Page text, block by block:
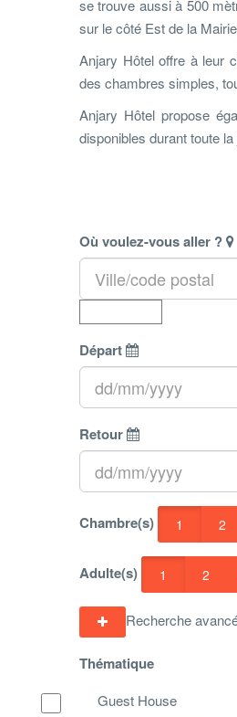
se trouve aussi à 500
sur le côté Est de la
Anjary Hôtel offre à leur
des chambres simples,
Anjary Hôtel propose
disponibles durant toute
Où voulez-vous aller ?
Départ
Retour
Chambre(s) 1 2
Adulte(s) 1 2
Recherche
Thématique
Guest House